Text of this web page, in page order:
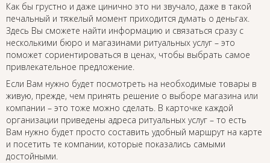
Как бы грустно и даже цинично это ни звучало, даже в такой
печальный и тяжелый момент приходится думать о деньгах.
Здесь Вы сможете найти информацию и связаться сразу с
несколькими бюро и магазинами ритуальных услуг – это
поможет сориентироваться в ценах, чтобы выбрать самое
привлекательное предложение.
Если Вам нужно будет посмотреть на необходимые товары в
живую, прежде, чем принять решение о выборе магазина или
компании – это тоже можно сделать. В карточке каждой
организации приведены адреса ритуальных услуг – то есть
Вам нужно будет просто составить удобный маршрут на карте
и посетить те компании, которые показались самыми
достойными.